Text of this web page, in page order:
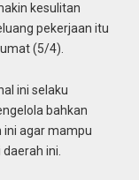
kesulitan
pekerjaan itu
(5/4).
ini selaku
bahkan
ini agar mampu
ini.